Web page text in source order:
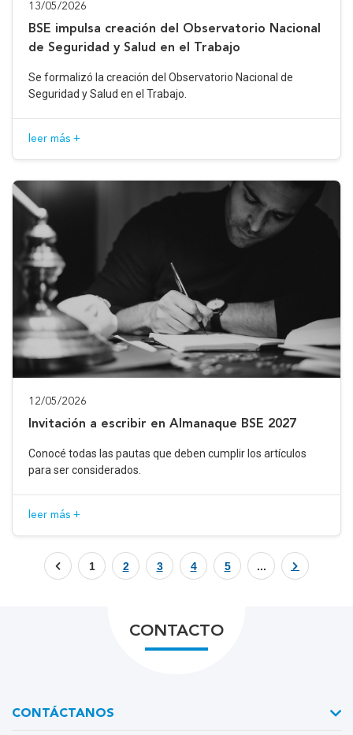
13/05/2026
BSE impulsa creación del Observatorio Nacional
de Seguridad y Salud en el Trabajo
Se formalizó la creación del Observatorio Nacional de
Seguridad y Salud en el Trabajo.
leer más +
12/05/2026
Invitación a escribir en Almanaque BSE 2027
Conocé todas las pautas que deben cumplir los artículos
para ser considerados.
leer más +
1 2 3 4 5 ...
CONTACTO
CONTÁCTANOS